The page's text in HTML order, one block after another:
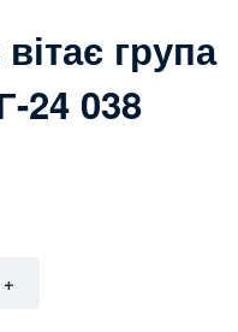
група
24 038
+